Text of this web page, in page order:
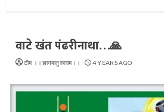
वाटे खंत पंढरीनाथा…🙏
टीम ।।ज्ञानबातुकाराम।। 4 YEARS AGO